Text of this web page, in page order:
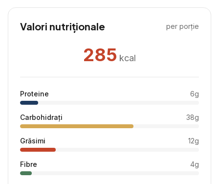
Valori nutriționale per porție
285 kcal
Proteine 6g
Carbohidrați 38g
Grăsimi 12g
Fibre 4g